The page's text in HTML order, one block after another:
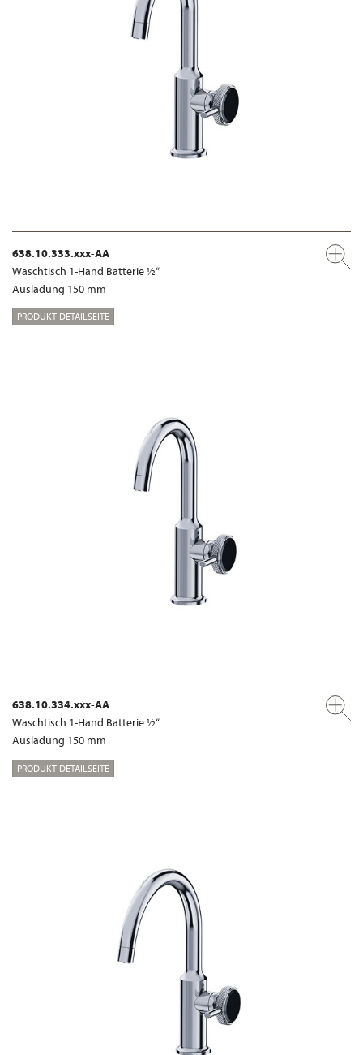
638.10.333.xxx-AA
Waschtisch 1-Hand Batterie ½“
Ausladung 150 mm
PRODUKT-DETAILSEITE
638.10.334.xxx-AA
Waschtisch 1-Hand Batterie ½“
Ausladung 150 mm
PRODUKT-DETAILSEITE